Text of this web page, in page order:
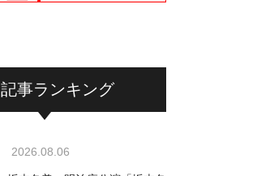
記事ランキング
2026.08.06